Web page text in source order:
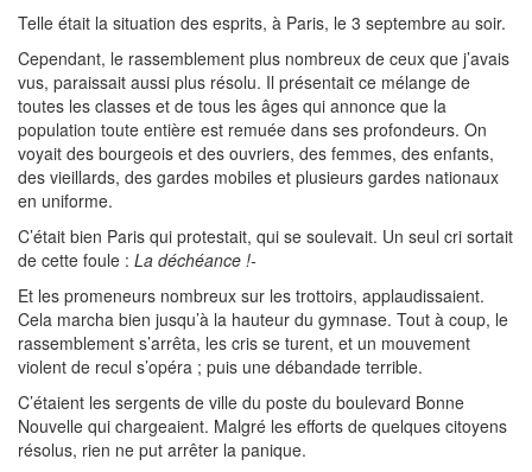
Telle était la situation des esprits, à Paris, le 3 septembre au soir.
Cependant, le rassemblement plus nombreux de ceux que j’avais
vus, paraissait aussi plus résolu. Il présentait ce mélange de
toutes les classes et de tous les âges qui annonce que la
population toute entière est remuée dans ses profondeurs. On
voyait des bourgeois et des ouvriers, des femmes, des enfants,
des vieillards, des gardes mobiles et plusieurs gardes nationaux
en uniforme.
C’était bien Paris qui protestait, qui se soulevait. Un seul cri sortait
de cette foule : La déchéance !-
Et les promeneurs nombreux sur les trottoirs, applaudissaient.
Cela marcha bien jusqu’à la hauteur du gymnase. Tout à coup, le
rassemblement s’arrêta, les cris se turent, et un mouvement
violent de recul s’opéra ; puis une débandade terrible.
C’étaient les sergents de ville du poste du boulevard Bonne
Nouvelle qui chargeaient. Malgré les efforts de quelques citoyens
résolus, rien ne put arrêter la panique.